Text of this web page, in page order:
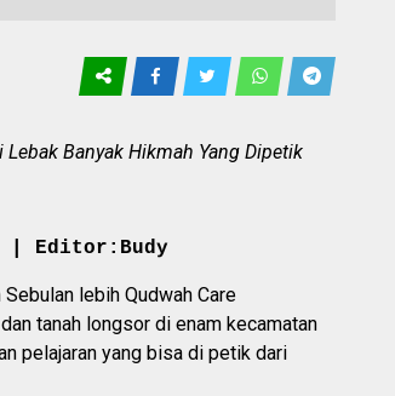
Banyak Hikmah Yang Dipetik
| Editor:Budy
Sebulan lebih Qudwah Care
tanah longsor di enam kecamatan
pelajaran yang bisa di petik dari